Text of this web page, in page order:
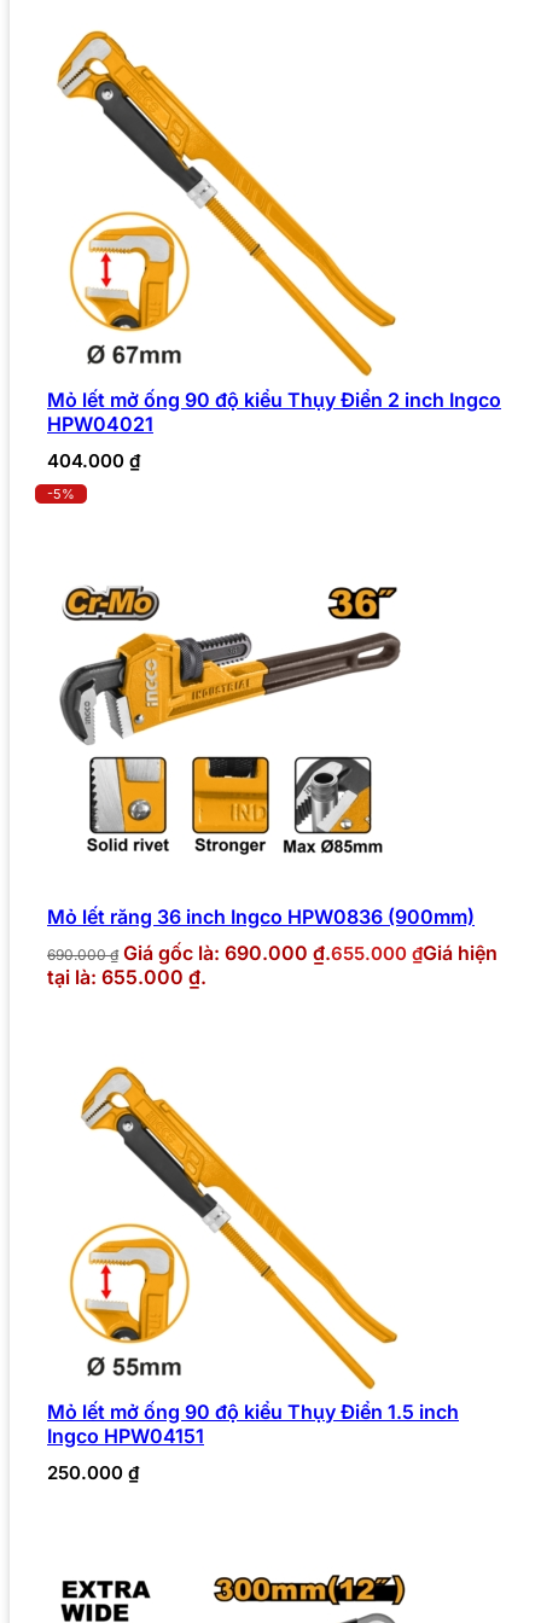
Mỏ lết mở ống 90 độ kiểu Thụy Điển 2 inch Ingco
HPW04021
404.000 ₫
-5%
Mỏ lết răng 36 inch Ingco HPW0836 (900mm)
690.000₫ Giá gốc là: 690.000 ₫.655.000 ₫Giá hiện
tại là: 655.000 ₫.
Mỏ lết mở ống 90 độ kiểu Thụy Điển 1.5 inch
Ingco HPW04151
250.000 ₫